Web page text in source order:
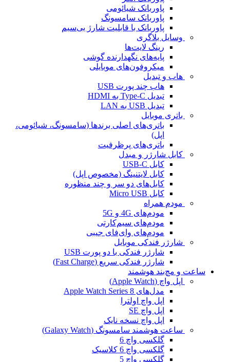
پاوربانک شیائومی
پاوربانک سامسونگ
پاوربانک با قابلیت شارژ بی‌سیم
وسایل بلاگری
رینگ لایت‌ها
پایه‌های نگهدارنده گوشی
میکروفون‌های موبایلی
هاب و تبدیل
هاب چند پورت USB
تبدیل Type-C به HDMI
تبدیل USB به LAN
باتری موبایل
باتری‌های اصلی برندها (سامسونگ، شیائومی،
اپل)
باتری‌های پرظرفیت
کابل شارژر و مبدل
کابل USB-C
کابل لایتنینگ (مخصوص اپل)
کابل‌های دو سر و چند منظوره
کابل Micro USB
مودم همراه
مودم‌های 4G و 5G
مودم‌های سیم‌کارتی
مودم‌های وای‌فای جیبی
شارژر فندکی موبایل
شارژر فندکی با دو پورت USB
شارژر فندکی سریع (Fast Charge)
ساعت و مچ‌بند هوشمند
اپل واچ (Apple Watch)
مدل‌های Apple Watch Series 8
اپل واچ اولترا
اپل واچ SE
اپل واچ نسخه نایک
ساعت هوشمند سامسونگ (Galaxy Watch)
گلکسی واچ 6
گلکسی واچ 6 کلاسیک
گلکسی واچ 5